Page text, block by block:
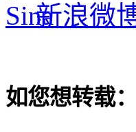
新浪微
如您想转载：